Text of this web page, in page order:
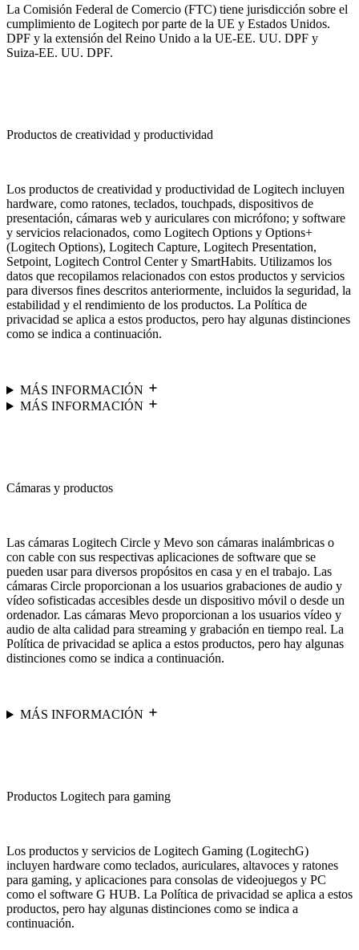
La Comisión Federal de Comercio (FTC) tiene jurisdicción sobre el
cumplimiento de Logitech por parte de la UE y Estados Unidos.
DPF y la extensión del Reino Unido a la UE-EE. UU. DPF y
Suiza-EE. UU. DPF.
Productos de creatividad y productividad
Los productos de creatividad y productividad de Logitech incluyen
hardware, como ratones, teclados, touchpads, dispositivos de
presentación, cámaras web y auriculares con micrófono; y software
y servicios relacionados, como Logitech Options y Options+
(Logitech Options), Logitech Capture, Logitech Presentation,
Setpoint, Logitech Control Center y SmartHabits. Utilizamos los
datos que recopilamos relacionados con estos productos y servicios
para diversos fines descritos anteriormente, incluidos la seguridad, la
estabilidad y el rendimiento de los productos. La Política de
privacidad se aplica a estos productos, pero hay algunas distinciones
como se indica a continuación.
MÁS INFORMACIÓN
MÁS INFORMACIÓN
Cámaras y productos
Las cámaras Logitech Circle y Mevo son cámaras inalámbricas o
con cable con sus respectivas aplicaciones de software que se
pueden usar para diversos propósitos en casa y en el trabajo. Las
cámaras Circle proporcionan a los usuarios grabaciones de audio y
vídeo sofisticadas accesibles desde un dispositivo móvil o desde un
ordenador. Las cámaras Mevo proporcionan a los usuarios vídeo y
audio de alta calidad para streaming y grabación en tiempo real. La
Política de privacidad se aplica a estos productos, pero hay algunas
distinciones como se indica a continuación.
MÁS INFORMACIÓN
Productos Logitech para gaming
Los productos y servicios de Logitech Gaming (LogitechG)
incluyen hardware como teclados, auriculares, altavoces y ratones
para gaming, y aplicaciones para consolas de videojuegos y PC
como el software G HUB. La Política de privacidad se aplica a estos
productos, pero hay algunas distinciones como se indica a
continuación.